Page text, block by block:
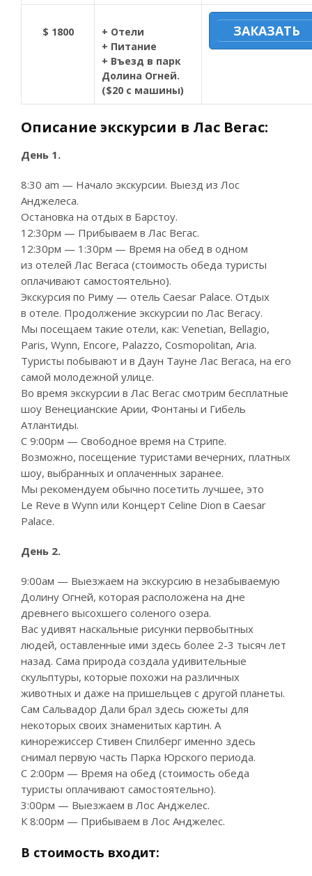
$ 1800
+ Отели
+ Питание
+ Въезд в парк
Долина Огней.
($20 с машины)
ЗАКАЗАТЬ
Описание экскурсии в Лас Вегас:
День 1.
8:30 am — Начало экскурсии. Выезд из Лос
Анджелеса.
Остановка на отдых в Барстоу.
12:30рм — Прибываем в Лас Вегас.
12:30рм — 1:30рм — Время на обед в одном
из отелей Лас Вегаса (стоимость обеда туристы
оплачивают самостоятельно).
Экскурсия по Риму — отель Caesar Palace. Отдых
в отеле. Продолжение экскурсии по Лас Вегасу.
Мы посещаем такие отели, как: Venetian, Bellagio,
Paris, Wynn, Encore, Palazzo, Cosmopolitan, Aria.
Туристы побывают и в Даун Тауне Лас Вегаса, на его
самой молодежной улице.
Во время экскурсии в Лас Вегас смотрим бесплатные
шоу Венецианские Арии, Фонтаны и Гибель
Атлантиды.
С 9:00рм — Свободное время на Стрипе.
Возможно, посещение туристами вечерних, платных
шоу, выбранных и оплаченных заранее.
Мы рекомендуем обычно посетить лучшее, это
Le Reve в Wynn или Концерт Celine Dion в Caesar
Palace.
День 2.
9:00ам — Выезжаем на экскурсию в незабываемую
Долину Огней, которая расположена на дне
древнего высохшего соленого озера.
Вас удивят наскальные рисунки первобытных
людей, оставленные ими здесь более 2-3 тысяч лет
назад. Сама природа создала удивительные
скульптуры, которые похожи на различных
животных и даже на пришельцев с другой планеты.
Сам Сальвадор Дали брал здесь сюжеты для
некоторых своих знаменитых картин. А
кинорежиссер Стивен Спилберг именно здесь
снимал первую часть Парка Юрского периода.
С 2:00рм — Время на обед (стоимость обеда
туристы оплачивают самостоятельно).
3:00рм — Выезжаем в Лос Анджелес.
К 8:00рм — Прибываем в Лос Анджелес.
В стоимость входит: